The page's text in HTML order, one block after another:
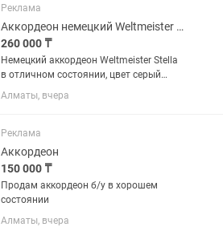
Реклама
Аккордеон немецкий Weltmeister Stella
260 000 ₸
Немецкий аккордеон Weltmeister Stella
в отличном состоянии, цвет серый
перламутр, отличный глубокий звук
Алматы, вчера
Реклама
Аккордеон
150 000 ₸
Продам аккордеон б/у в хорошем
состоянии
Алматы, вчера